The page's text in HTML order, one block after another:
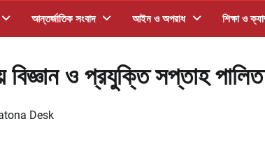
আন্তর্জাতিক সংবাদ আইন ও অপরাধ শিক্ষা ও
ও প্রযুক্তি সপ্তাহ পালিত
Desk